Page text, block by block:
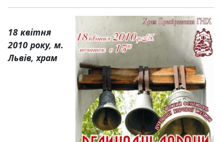
18 квітня
2010 року, м.
Львів, храм